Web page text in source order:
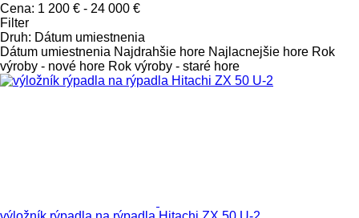
Cena: 1 200 € - 24 000 €
Filter
Druh: Dátum umiestnenia
Dátum umiestnenia Najdrahšie hore Najlacnejšie hore Rok
výroby - nové hore Rok výroby - staré hore